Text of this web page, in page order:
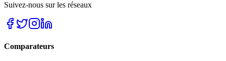
Suivez-nous sur les réseaux
Comparateurs